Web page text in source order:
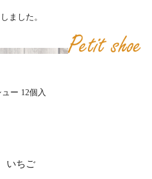
ました。
ー 12個入
いちご